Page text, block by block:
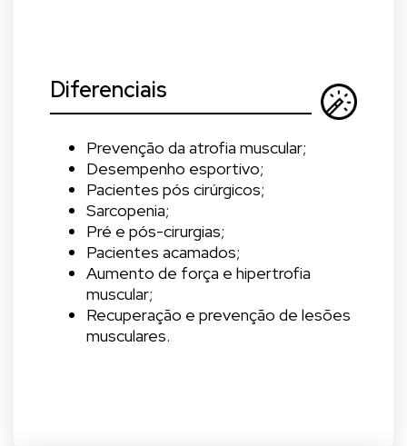
Diferenciais
Prevenção da atrofia muscular;
Desempenho esportivo;
Pacientes pós cirúrgicos;
Sarcopenia;
Pré e pós-cirurgias;
Pacientes acamados;
Aumento de força e hipertrofia
muscular;
Recuperação e prevenção de lesões
musculares.